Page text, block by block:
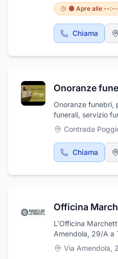
🟠 Apre alle --:--
Chiama
Onoranze funebri,
funerali, servizio
divisa. Disbrigo
addobbi funebri,
allestimento
funebri, trasporti
pratiche ASL,
famigliari del
funzione.
Contrada
Chiama
L'Officina
Amendola, 29/A a
con esperienza e
occupa di fornire
Via Amendola,